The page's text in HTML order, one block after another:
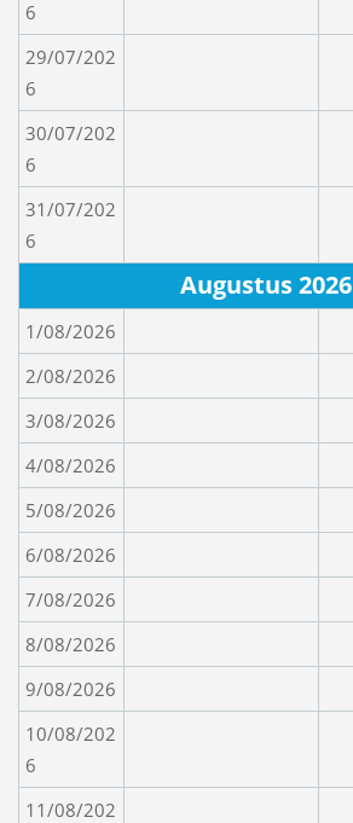
6
29/07/202
6
30/07/202
6
31/07/202
6
Augustus 2026
1/08/2026
2/08/2026
3/08/2026
4/08/2026
5/08/2026
6/08/2026
7/08/2026
8/08/2026
9/08/2026
10/08/202
6
11/08/202